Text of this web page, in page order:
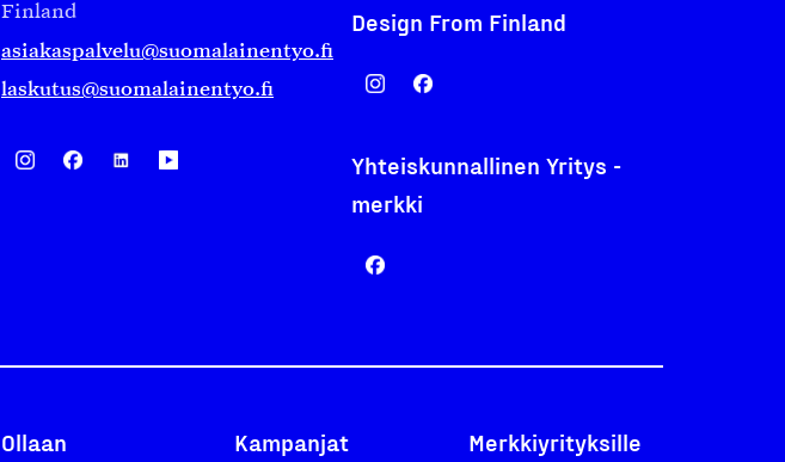
Finland
asiakaspalvelu@suomalainentyo.fi
laskutus@suomalainentyo.fi
Design From Finland
Yhteiskunnallinen Yritys -
merkki
Ollaan
Kampanjat Merkkiyrityksille